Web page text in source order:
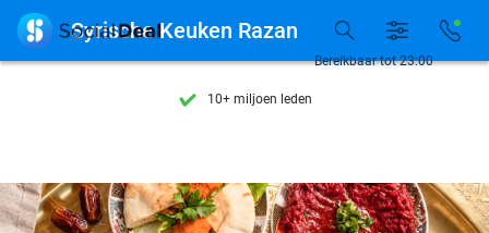
7 dagen per week beschikbaar
10+ miljoen leden
7 dagen per week beschikbaar
Bereikbaar tot 23:00
 Syrische Keuken Razan